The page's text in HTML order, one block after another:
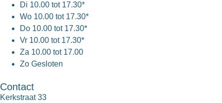
Di 10.00 tot 17.30*
Wo 10.00 tot 17.30*
Do 10.00 tot 17.30*
Vr 10.00 tot 17.30*
Za 10.00 tot 17.00
Zo Gesloten
Contact
Kerkstraat 33